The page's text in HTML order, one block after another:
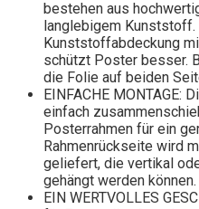
bestehen aus
langlebigem Kunststoff.
Kunststoffabdeckung
schützt Poster besser.
die Folie auf beiden
EINFACHE MONTAGE:
einfach
Posterrahmen für ein
Rahmenrückseite wird
geliefert, die vertikal
gehängt werden können.
EIN WERTVOLLES